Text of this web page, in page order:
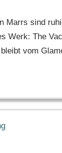
Marrs sind
Werk: The
vom